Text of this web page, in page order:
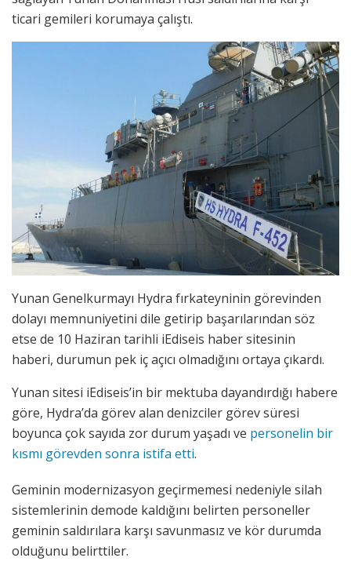
ticari gemileri korumaya çalıştı.
Yunan Genelkurmayı Hydra fırkateyninin görevinden
dolayı memnuniyetini dile getirip başarılarından söz
etse de 10 Haziran tarihli iEdiseis haber sitesinin
haberi, durumun pek iç açıcı olmadığını ortaya çıkardı.
Yunan sitesi iEdiseis’in bir mektuba dayandırdığı habere
göre, Hydra’da görev alan denizciler görev süresi
boyunca çok sayıda zor durum yaşadı ve personelin bir
kısmı görevden sonra istifa etti.
Geminin modernizasyon geçirmemesi nedeniyle silah
sistemlerinin demode kaldığını belirten personeller
geminin saldırılara karşı savunmasız ve kör durumda
olduğunu belirttiler.